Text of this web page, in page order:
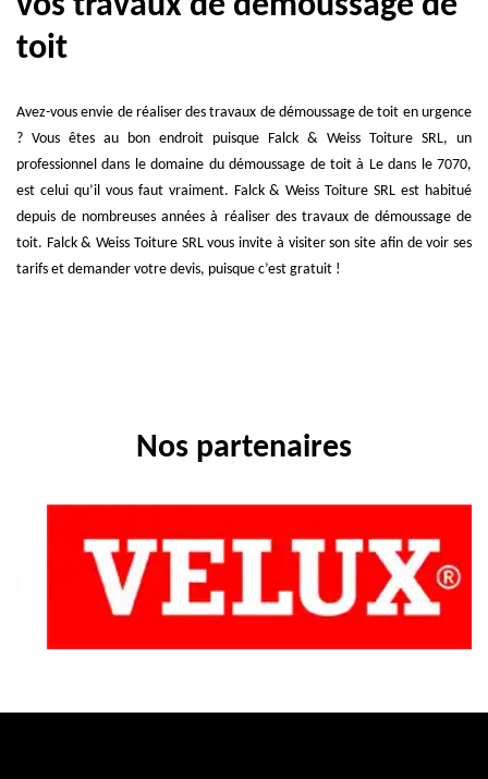
toit
Avez-vous envie de réaliser des travaux de démoussage de toit en urgence
? Vous êtes au bon endroit puisque Falck & Weiss Toiture SRL, un
professionnel dans le domaine du démoussage de toit à Le dans le 7070,
est celui qu’il vous faut vraiment. Falck & Weiss Toiture SRL est habitué
depuis de nombreuses années à réaliser des travaux de démoussage de
toit. Falck & Weiss Toiture SRL vous invite à visiter son site afin de voir ses
tarifs et demander votre devis, puisque c’est gratuit !
Nos partenaires